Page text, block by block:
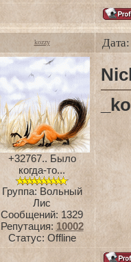
kozzy
+32767.. Было
когда-то...
Группа: Вольный
Лис
Сообщений: 1329
Репутация: 10002
Статус: Offline